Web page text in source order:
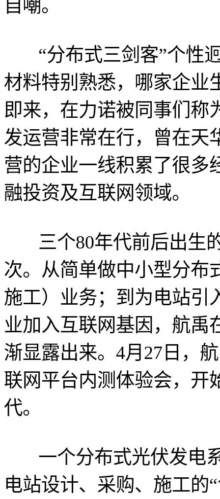
自嘲。
“分布式三剑客”个性
材料特别熟悉，哪家企业
即来，在力诺被同事们称
发运营非常在行，曾在天
营的企业一线积累了很多
融投资及互联网领域。
三个80年代前后出生
次。从简单做中小型分布
施工）业务；到为电站引
业加入互联网基因，航禹
渐显露出来。4月27日，
联网平台内测体验会，开
代。
一个分布式光伏发电系
电站设计、采购、施工的